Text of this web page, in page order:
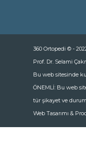
360 Ortopedi © -
Prof. Dr. Selami
Bu web sitesinde
ÖNEMLİ: Bu web
tür şikayet ve
Web Tasarımı &